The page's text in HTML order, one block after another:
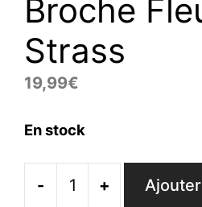
Broche
Strass
19,99€
En stock
-
quantité
+